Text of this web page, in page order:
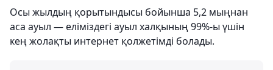
Осы жылдың қорытындысы бойынша 5,2 мыңнан
аса ауыл — еліміздегі ауыл халқының 99%-ы үшін
кең жолақты интернет қолжетімді болады.